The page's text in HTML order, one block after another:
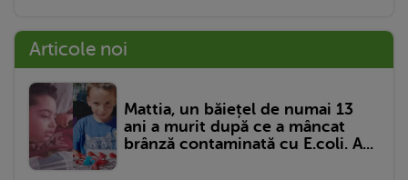
Articole noi
Mattia, un băiețel de numai 13
ani a murit după ce a mâncat
brânză contaminată cu E.coli. A...